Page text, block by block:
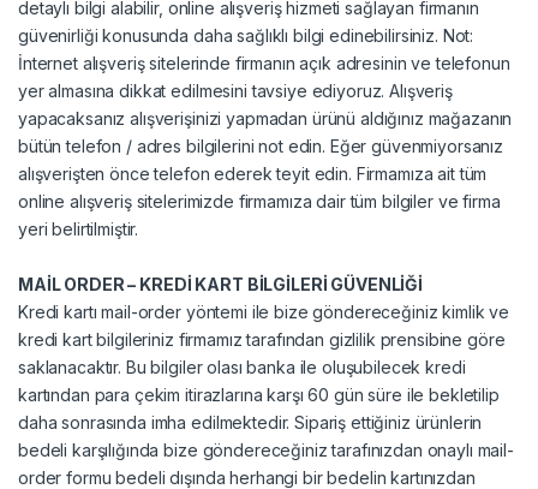
detaylı bilgi alabilir, online alışveriş hizmeti sağlayan firmanın
güvenirliği konusunda daha sağlıklı bilgi edinebilirsiniz. Not:
İnternet alışveriş sitelerinde firmanın açık adresinin ve telefonun
yer almasına dikkat edilmesini tavsiye ediyoruz. Alışveriş
yapacaksanız alışverişinizi yapmadan ürünü aldığınız mağazanın
bütün telefon / adres bilgilerini not edin. Eğer güvenmiyorsanız
alışverişten önce telefon ederek teyit edin. Firmamıza ait tüm
online alışveriş sitelerimizde firmamıza dair tüm bilgiler ve firma
yeri belirtilmiştir.
MAİL ORDER – KREDİ KART BİLGİLERİ GÜVENLİĞİ
Kredi kartı mail-order yöntemi ile bize göndereceğiniz kimlik ve
kredi kart bilgileriniz firmamız tarafından gizlilik prensibine göre
saklanacaktır. Bu bilgiler olası banka ile oluşubilecek kredi
kartından para çekim itirazlarına karşı 60 gün süre ile bekletilip
daha sonrasında imha edilmektedir. Sipariş ettiğiniz ürünlerin
bedeli karşılığında bize göndereceğiniz tarafınızdan onaylı mail-
order formu bedeli dışında herhangi bir bedelin kartınızdan